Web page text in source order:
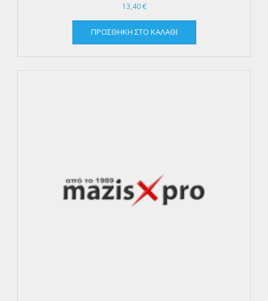
13,40€
ΠΡΟΣΘΉΚΗ ΣΤΟ ΚΑΛΆΘΙ